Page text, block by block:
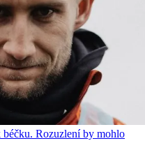
Rozuzlení by mohlo